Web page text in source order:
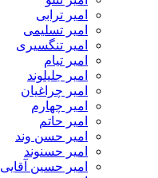
امیر ترابی
امیر تسلیمی
امیر تنگسیری
امیر تیام
امیر جلیلوند
امیر چراغیان
امیر چهارم
امیر حاتم
امیر حسن وند
امیر حسنوند
امیر حسین آقایی